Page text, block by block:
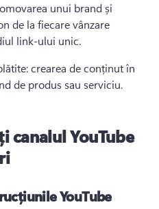
unui brand și
de la fiecare vânzare
link-ului unic.
crearea de conținut în
de produs sau serviciu.
canalul YouTube
YouTube